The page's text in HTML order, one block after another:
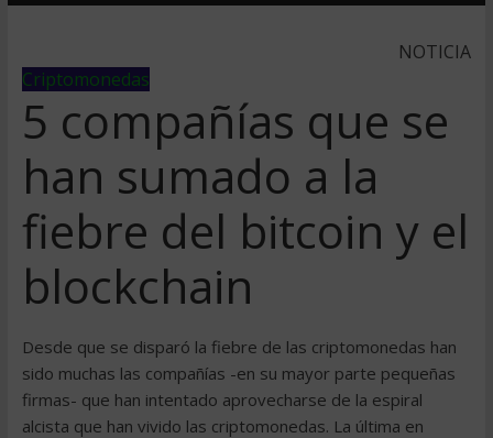
NOTICIA
Criptomonedas
5 compañías que se
han sumado a la
fiebre del bitcoin y el
blockchain
Desde que se disparó la fiebre de las criptomonedas han
sido muchas las compañías -en su mayor parte pequeñas
firmas- que han intentado aprovecharse de la espiral
alcista que han vivido las criptomonedas. La última en